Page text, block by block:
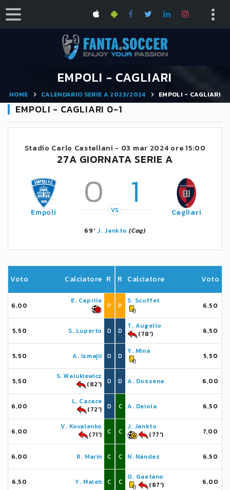
EMPOLI - CAGLIARI
HOME CALENDARIO SERIE A 2023/2024 EMPOLI - CAGLIARI
EMPOLI - CAGLIARI 0-1
Stadio Carlo Castellani - 03 mar 2024 ore 15:00
27A GIORNATA SERIE A
Empoli 0 1
VS Cagliari
69' J. Jankto (Cag)
Voto Calciatore R
6,00
E. Caprile
P
5,50 S. Luperto D
5,50 A. Ismajli D
5,50
S. Walukiewicz
(82')
D
6,00
L. Cacace
(72')
D
6,00
V. Kovalenko
(71')
C
6,00 R. Marin C
6,50 Y. Maleh C
R Calciatore Voto
P
S. Scuffet
6,50
D
T. Augello
(78')
6,50
D
Y. Mina
5,50
D A. Dossena 6,00
C A. Deiola 6,50
C
J. Jankto
(77')
7,00
C N. Nández 6,50
C
G. Gaetano
(87')
6,00